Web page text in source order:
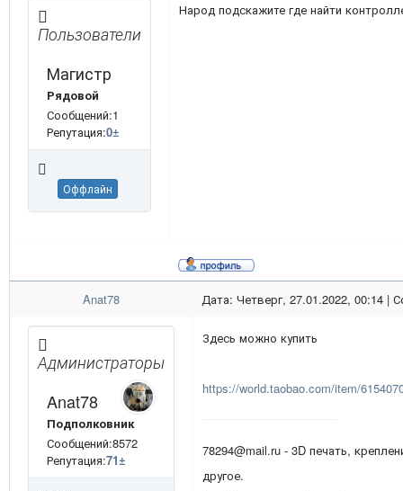
Пользователи
Магистр
Рядовой
Сообщений:1
Репутация:0±
Оффлайн
Народ подскажите где найти
Anat78 Дата: Четверг, 27.01.2022, 00:14 |
Администраторы
Anat78
Подполковник
Сообщений:8572
Репутация:71±
Здесь можно купить
https://world.taobao.com/item/
78294@mail.ru - 3D печать,
другое.